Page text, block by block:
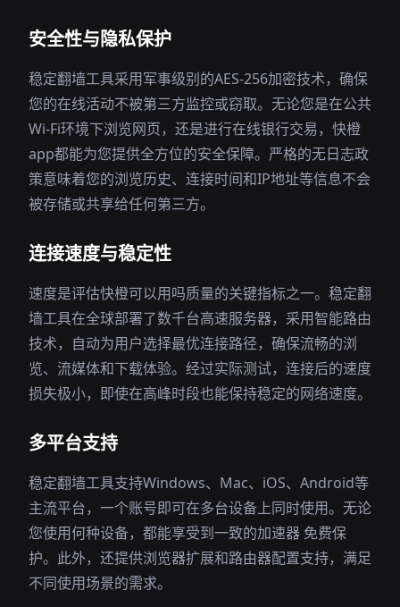
安全性与隐私保护
稳定翻墙工具采用军事级别的AES-256加密技术，确保
您的在线活动不被第三方监控或窃取。无论您是在公共
Wi-Fi环境下浏览网页，还是进行在线银行交易，快橙
app都能为您提供全方位的安全保障。严格的无日志政
策意味着您的浏览历史、连接时间和IP地址等信息不会
被存储或共享给任何第三方。
连接速度与稳定性
速度是评估快橙可以用吗质量的关键指标之一。稳定翻
墙工具在全球部署了数千台高速服务器，采用智能路由
技术，自动为用户选择最优连接路径，确保流畅的浏
览、流媒体和下载体验。经过实际测试，连接后的速度
损失极小，即使在高峰时段也能保持稳定的网络速度。
多平台支持
稳定翻墙工具支持Windows、Mac、iOS、Android等
主流平台，一个账号即可在多台设备上同时使用。无论
您使用何种设备，都能享受到一致的加速器 免费保
护。此外，还提供浏览器扩展和路由器配置支持，满足
不同使用场景的需求。